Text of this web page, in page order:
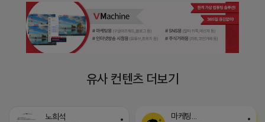
유사 컨텐츠 더보기
노희석